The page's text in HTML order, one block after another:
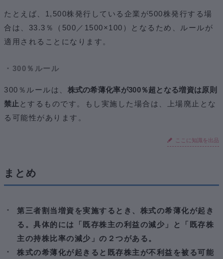
たとえば、1,500株発行している企業が500株発行する場
合は、33.3％（500／1500×100）となるため、ルールが
適用されることになります。
・300％ルール
300％ルールは、 株式の希薄化率が300％超となる増資は原則
禁止 とするものです。もし実施した場合は、上場廃止とな
る可能性があります。
ここに知識を出品
まとめ
第三者割当増資を実施するとき、株式の希薄化が起き
る。具体的には「既存株主の利益の減少」と「既存株
主の持株比率の減少」の２つがある。
株式の希薄化が起きると既存株主が不利益を被る可能